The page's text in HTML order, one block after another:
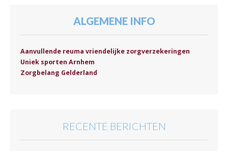
ALGEMENE INFO
Aanvullende reuma vriendelijke zorgverzekeringen
Uniek sporten Arnhem
Zorgbelang Gelderland
RECENTE BERICHTEN